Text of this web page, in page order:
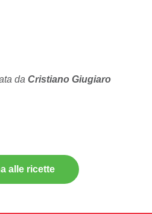
da Cristiano Giugiaro
alle ricette